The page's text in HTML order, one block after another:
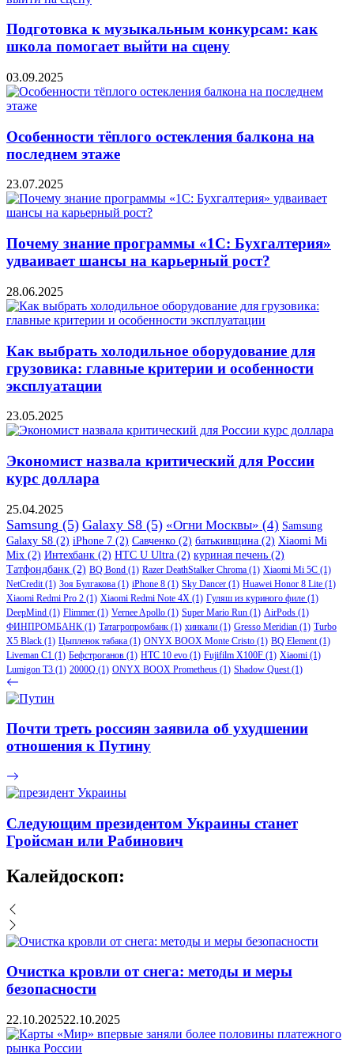
Подготовка к музыкальным конкурсам: как
школа помогает выйти на сцену
03.09.2025
Особенности тёплого остекления балкона на
последнем этаже
23.07.2025
Почему знание программы «1С: Бухгалтерия»
удваивает шансы на карьерный рост?
28.06.2025
Как выбрать холодильное оборудование для
грузовика: главные критерии и особенности
эксплуатации
23.05.2025
Экономист назвала критический для России
курс доллара
25.04.2025
Samsung (5) Galaxy S8 (5) «Огни Москвы» (4) Samsung
Galaxy S8 (2) iPhone 7 (2) Савченко (2) батькивщина (2) Xiaomi Mi
Mix (2) Интехбанк (2) HTC U Ultra (2) куриная печень (2)
Татфондбанк (2) BQ Bond (1) Razer DeathStalker Chroma (1) Xiaomi Mi 5C (1)
NetCredit (1) Зоя Булгакова (1) iPhone 8 (1) Sky Dancer (1) Huawei Honor 8 Lite (1)
Xiaomi Redmi Pro 2 (1) Xiaomi Redmi Note 4X (1) Гуляш из куриного филе (1)
DeepMind (1) Flimmer (1) Vernee Apollo (1) Super Mario Run (1) AirPods (1)
ФИНПРОМБАНК (1) Татагропромбанк (1) хинкали (1) Gresso Meridian (1) Turbo
X5 Black (1) Цыпленок табака (1) ONYX BOOX Monte Cristo (1) BQ Element (1)
Liveman C1 (1) Бефстроганов (1) HTC 10 evo (1) Fujifilm X100F (1) Xiaomi (1)
Lumigon T3 (1) 2000Q (1) ONYX BOOX Prometheus (1) Shadow Quest (1)
Почти треть россиян заявила об ухудшении
отношения к Путину
Следующим президентом Украины станет
Гройсман или Рабинович
Калейдоскоп:
Очистка кровли от снега: методы и меры
безопасности
22.10.202522.10.2025